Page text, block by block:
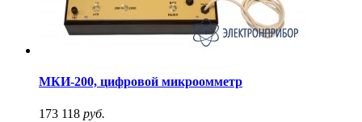
МКИ-200, цифровой микроомметр
173 118 руб.